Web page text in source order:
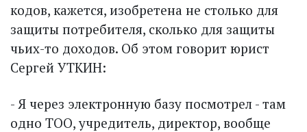
кодов, кажется, изобретена не столько для
защиты потребителя, сколько для защиты
чьих-то доходов. Об этом говорит юрист
Сергей УТКИН:
- Я через электронную базу посмотрел - там
одно ТОО, учредитель, директор, вообще